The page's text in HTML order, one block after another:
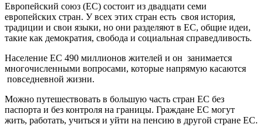
Европейский союз (ЕС) состоит из двадцати семи
европейских стран. У всех этих стран есть своя история,
традиции и свои языки, но они разделяют в ЕС, общие идеи,
такие как демократия, свобода и социальная справедливость.
Население ЕС 490 миллионов жителей и он занимается
многочисленными вопросами, которые напрямую касаются
повседневной жизни.
Можно путешествовать в большую часть стран ЕС без
паспорта и без контроля на границы. Граждане ЕС могут
жить, работать, учиться и уйти на пенсию в другой стране ЕС.